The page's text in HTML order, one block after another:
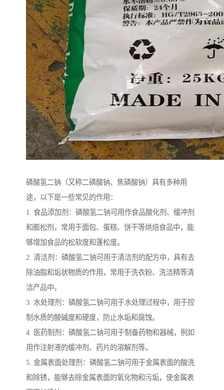
磷酸氢二钠（又称二磷酸钠、焦磷酸钠）具有多种用
途，以下是一些常见的作用：
1. 食品添加剂：磷酸氢二钠可用作食品酸化剂、缓冲剂
和膨松剂，常用于面包、蛋糕、饼干等烘焙食品中，能
够增加食品的松软度和蓬松度。
2. 清洁剂：磷酸氢二钠可用于清洁剂的配方中，具有去
除油脂和垢状物质的作用，常用于洗衣粉、洗洁精等清
洁产品中。
3. 水处理剂：磷酸氢二钠可用于水处理过程中，用于控
制水质的酸碱度和硬度，防止水垢和腐蚀。
4. 医药制剂：磷酸氢二钠可用于制备药物和器械，例如
用作注射液的缓冲剂、药片的溶解剂等。
5. 金属表面处理剂：磷酸氢二钠可用于金属表面的酸洗
和除锈，能够去除金属表面的氧化物和污垢，使金属表